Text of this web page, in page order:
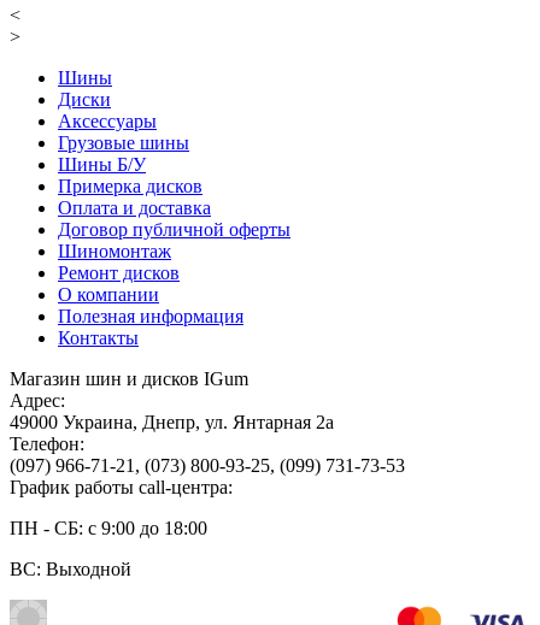
<
>
Шины
Диски
Аксессуары
Грузовые шины
Шины Б/У
Примерка дисков
Оплата и доставка
Договор публичной оферты
Шиномонтаж
Ремонт дисков
О компании
Полезная информация
Контакты
Магазин шин и дисков IGum
Адрес:
49000 Украина, Днепр, ул. Янтарная 2а
Телефон:
(097) 966-71-21 , (073) 800-93-25, (099) 731-73-53
График работы call-центра:
ПН - СБ: с 9:00 до 18:00
ВС: Выходной